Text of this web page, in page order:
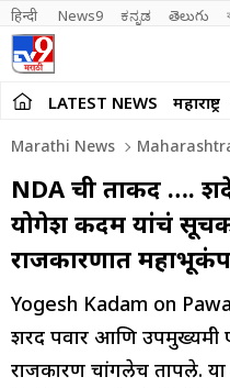
हिन्दी News9 ಕನ್ನಡ తెలుగు
LATEST NEWS महाराष्ट्र
Marathi News
NDA ची ताकद ….
योगेश कदम यांचं सूचक
राजकारणात
Yogesh Kadam on
शरद पवार आणि
राजकारण चांगलेच तापले.